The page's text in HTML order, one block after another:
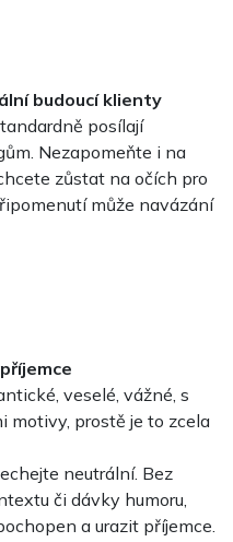
budoucí klienty
posílají
Nezapomeňte i na
zůstat na očích pro
může navázání
veselé, vážné, s
motivy, prostě je to zcela
neutrální. Bez
či dávky humoru,
a urazit příjemce.